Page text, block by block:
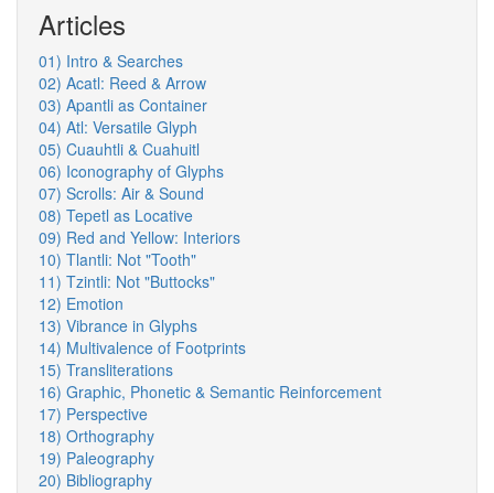
Articles
01) Intro & Searches
02) Acatl: Reed & Arrow
03) Apantli as Container
04) Atl: Versatile Glyph
05) Cuauhtli & Cuahuitl
06) Iconography of Glyphs
07) Scrolls: Air & Sound
08) Tepetl as Locative
09) Red and Yellow: Interiors
10) Tlantli: Not "Tooth"
11) Tzintli: Not "Buttocks"
12) Emotion
13) Vibrance in Glyphs
14) Multivalence of Footprints
15) Transliterations
16) Graphic, Phonetic & Semantic Reinforcement
17) Perspective
18) Orthography
19) Paleography
20) Bibliography